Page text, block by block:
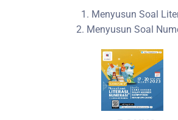
1. Menyusun Soal
2. Menyusun Soal